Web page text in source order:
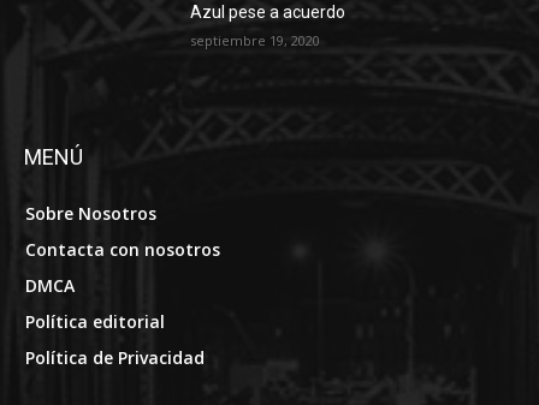
Azul pese a acuerdo
septiembre 19, 2020
MENÚ
Sobre Nosotros
Contacta con nosotros
DMCA
Política editorial
Política de Privacidad